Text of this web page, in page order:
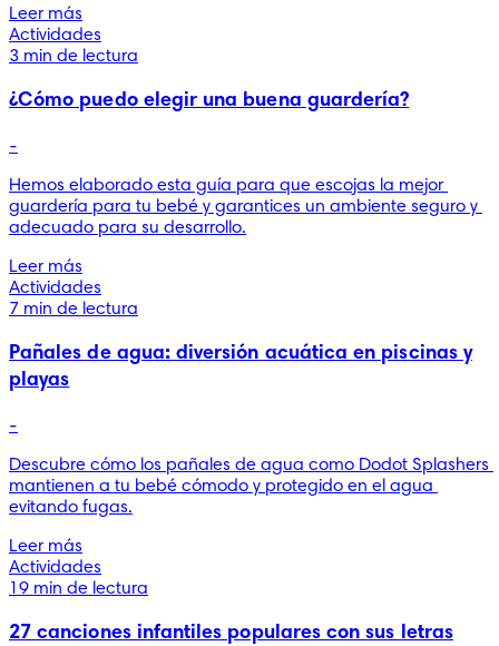
Leer más
Actividades
3 min de lectura
¿Cómo puedo elegir una buena guardería?
-
Hemos elaborado esta guía para que escojas la mejor
guardería para tu bebé y garantices un ambiente seguro y
adecuado para su desarrollo.
Leer más
Actividades
7 min de lectura
Pañales de agua: diversión acuática en piscinas y
playas
-
Descubre cómo los pañales de agua como Dodot Splashers
mantienen a tu bebé cómodo y protegido en el agua
evitando fugas.
Leer más
Actividades
19 min de lectura
27 canciones infantiles populares con sus letras